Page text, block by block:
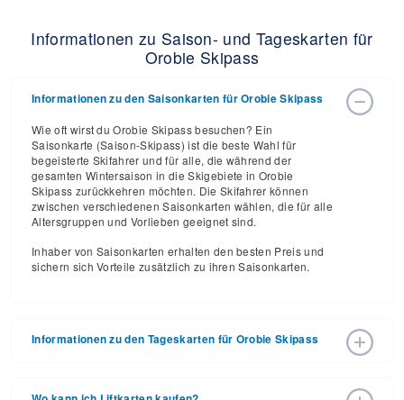
Informationen zu Saison- und Tageskarten für
Orobie Skipass
Informationen zu den Saisonkarten für Orobie Skipass
Wie oft wirst du Orobie Skipass besuchen? Ein
Saisonkarte (Saison-Skipass) ist die beste Wahl für
begeisterte Skifahrer und für alle, die während der
gesamten Wintersaison in die Skigebiete in Orobie
Skipass zurückkehren möchten. Die Skifahrer können
zwischen verschiedenen Saisonkarten wählen, die für alle
Altersgruppen und Vorlieben geeignet sind.
Inhaber von Saisonkarten erhalten den besten Preis und
sichern sich Vorteile zusätzlich zu ihren Saisonkarten.
Informationen zu den Tageskarten für Orobie Skipass